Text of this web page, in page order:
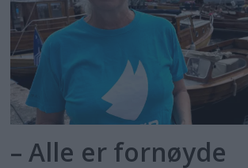
– Alle er fornøyde